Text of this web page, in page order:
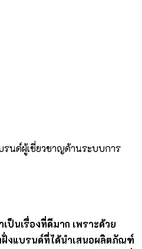
รนด์ผู้เชี่ยวชาญด้านระบบการ
นเรื่องที่ดีมาก เพราะด้วย
งแบรนด์ที่ได้นำเสนอผลิตภัณฑ์